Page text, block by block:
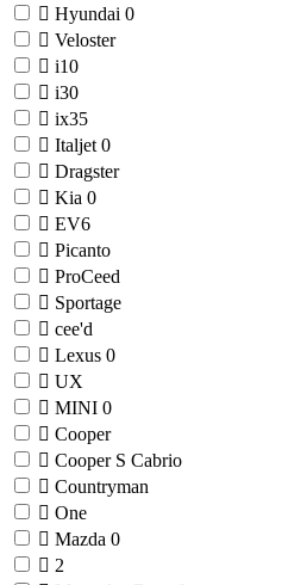
Hyundai 0
Veloster
i10
i30
ix35
Italjet 0
Dragster
Kia 0
EV6
Picanto
ProCeed
Sportage
cee'd
Lexus 0
UX
MINI 0
Cooper
Cooper S Cabrio
Countryman
One
Mazda 0
2